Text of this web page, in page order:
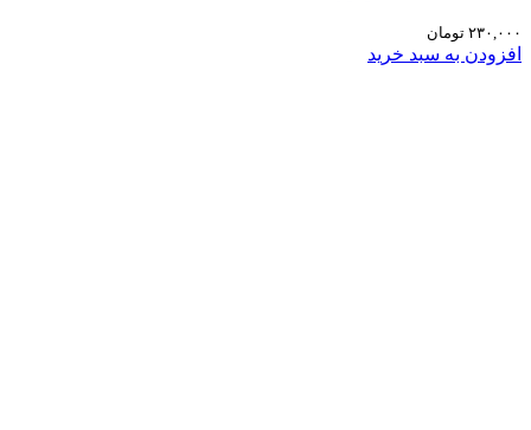
۲۳۰,۰۰۰ تومان
افزودن به سبد خرید